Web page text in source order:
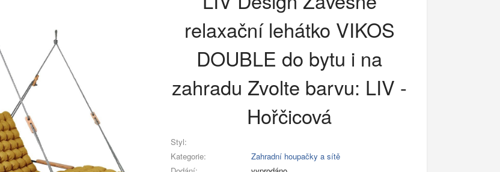
relaxační lehátko VIKOS
DOUBLE do bytu i na
zahradu Zvolte barvu: LIV -
Hořčicová
Styl:
Kategorie:
Zahradní houpačky a sítě